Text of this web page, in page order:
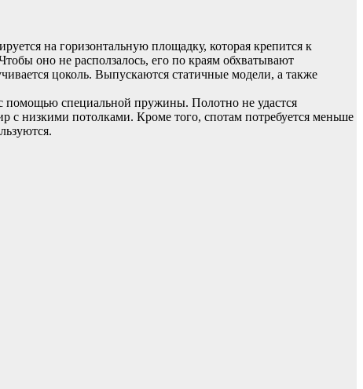
на горизонтальную площадку, которая крепится к
оно не расползалось, его по краям обхватывают
цоколь. Выпускаются статичные модели, а также
помощью специальной пружины. Полотно не удастся
с низкими потолками. Кроме того, спотам потребуется меньше